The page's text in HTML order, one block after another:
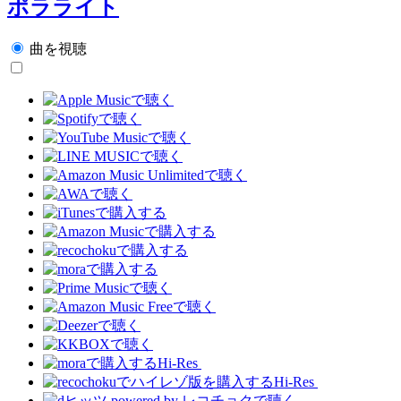
ポラライト
曲を視聴
Hi-Res
Hi-Res